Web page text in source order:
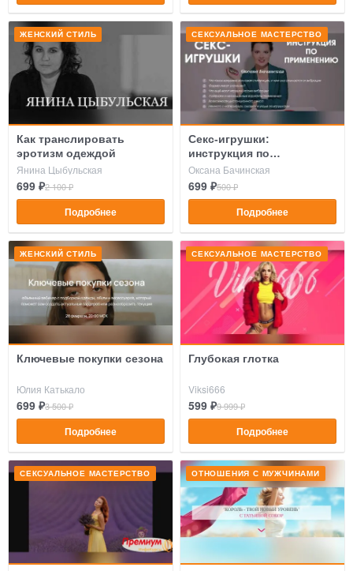
ЖЕНСКИЙ СТИЛЬ
Как транслировать
эротизм одеждой
Янина Цыбульская
699 ₽2 100 ₽
Подробнее
СЕКСУАЛЬНОЕ МАСТЕРСТВО
Секс-игрушки:
инструкция по
применению
Оксана Бачинская
699 ₽500 ₽
Подробнее
ЖЕНСКИЙ СТИЛЬ
Ключевые покупки сезона
Юлия Катькало
699 ₽3 500 ₽
Подробнее
СЕКСУАЛЬНОЕ МАСТЕРСТВО
Глубокая глотка
Viksi666
599 ₽9 999 ₽
Подробнее
СЕКСУАЛЬНОЕ МАСТЕРСТВО ОТНОШЕНИЯ С МУЖЧИНАМИ